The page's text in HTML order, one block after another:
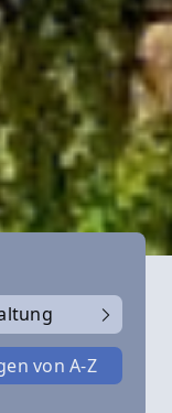
von A-Z